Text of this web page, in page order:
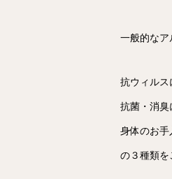
一般的なア
抗ウィルス
抗菌・消臭
身体のお手
の３種類を